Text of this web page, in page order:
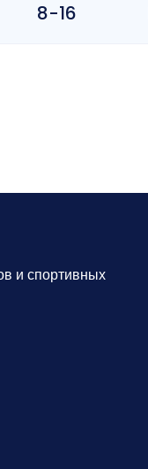
8-16
и спортивных